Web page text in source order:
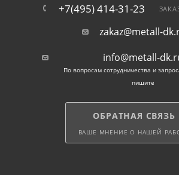
+7(495) 414-31-23
zakaz@metall-
info@metall-
По вопросам сотрудничества и
пишите
ОБРАТНАЯ СВЯЗЬ
ВАШЕ МНЕНИЕ О НАШЕЙ